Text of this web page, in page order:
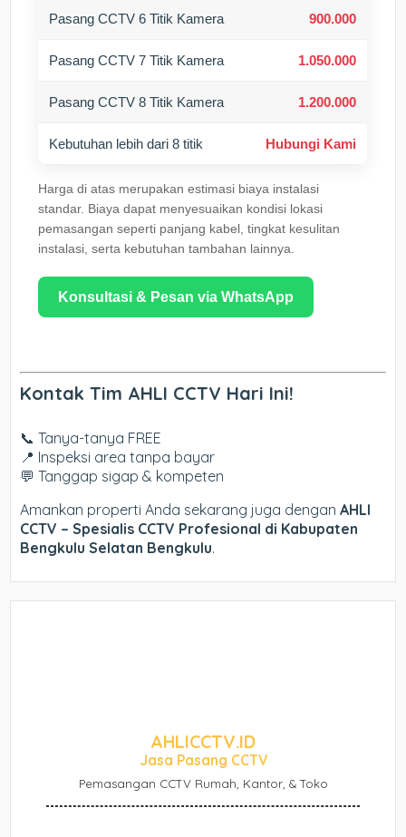
Pasang CCTV 6 Titik Kamera 900.000
Pasang CCTV 7 Titik Kamera 1.050.000
Pasang CCTV 8 Titik Kamera 1.200.000
Kebutuhan lebih dari 8 titik Hubungi Kami
Harga di atas merupakan estimasi biaya instalasi
standar. Biaya dapat menyesuaikan kondisi lokasi
pemasangan seperti panjang kabel, tingkat kesulitan
instalasi, serta kebutuhan tambahan lainnya.
Konsultasi & Pesan via WhatsApp
Kontak Tim AHLI CCTV Hari Ini!
📞 Tanya-tanya FREE
📍 Inspeksi area tanpa bayar
💬 Tanggap sigap & kompeten
Amankan properti Anda sekarang juga denganAHLI
CCTV – Spesialis CCTV Profesional di Kabupaten
Bengkulu Selatan Bengkulu.
AHLICCTV.ID
Jasa Pasang CCTV
Pemasangan CCTV Rumah, Kantor, & Toko